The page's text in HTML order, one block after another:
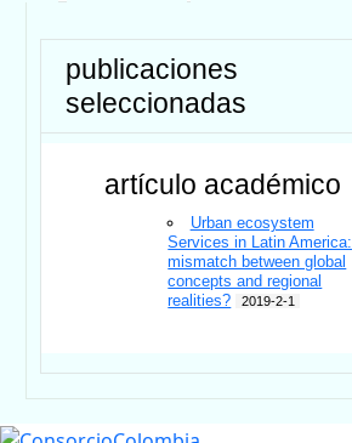
publicaciones
seleccionadas
artículo académico
Urban ecosystem
Services in Latin America:
mismatch between global
concepts and regional
realities?
2019-2-1